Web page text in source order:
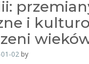
i
02 by